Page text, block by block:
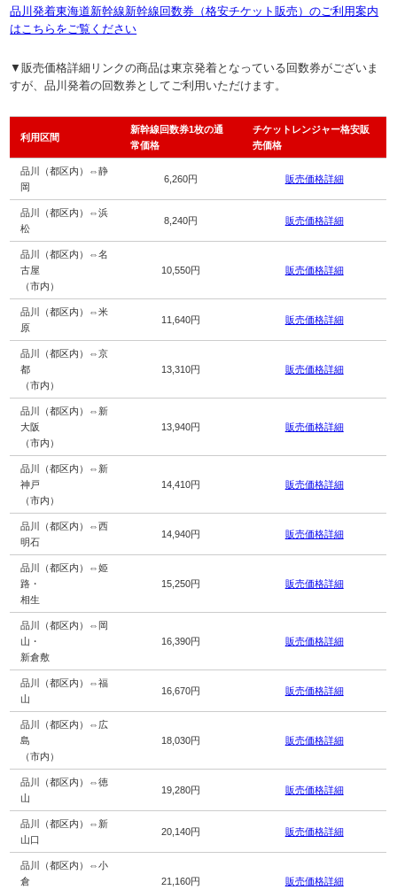
品川発着東海道新幹線新幹線回数券（格安チケット販売）のご利用案内
はこちらをご覧ください
▼販売価格詳細リンクの商品は東京発着となっている回数券がございま
すが、品川発着の回数券としてご利用いただけます。
利用区間
新幹線回数券1枚の通
常価格
チケットレンジャー格安販
売価格
品川（都区内）⇔静
岡
6,260円 販売価格詳細
品川（都区内）⇔浜
松
8,240円 販売価格詳細
品川（都区内）⇔名
古屋
（市内）
10,550円 販売価格詳細
品川（都区内）⇔米
原
11,640円 販売価格詳細
品川（都区内）⇔京
都
（市内）
13,310円 販売価格詳細
品川（都区内）⇔新
大阪
（市内）
13,940円 販売価格詳細
品川（都区内）⇔新
神戸
（市内）
14,410円 販売価格詳細
品川（都区内）⇔西
明石
14,940円 販売価格詳細
品川（都区内）⇔姫
路・
相生
15,250円 販売価格詳細
品川（都区内）⇔岡
山・
新倉敷
16,390円 販売価格詳細
品川（都区内）⇔福
山
16,670円 販売価格詳細
品川（都区内）⇔広
島
（市内）
18,030円 販売価格詳細
品川（都区内）⇔徳
山
19,280円 販売価格詳細
品川（都区内）⇔新
山口
20,140円 販売価格詳細
品川（都区内）⇔小
倉
21,160円 販売価格詳細